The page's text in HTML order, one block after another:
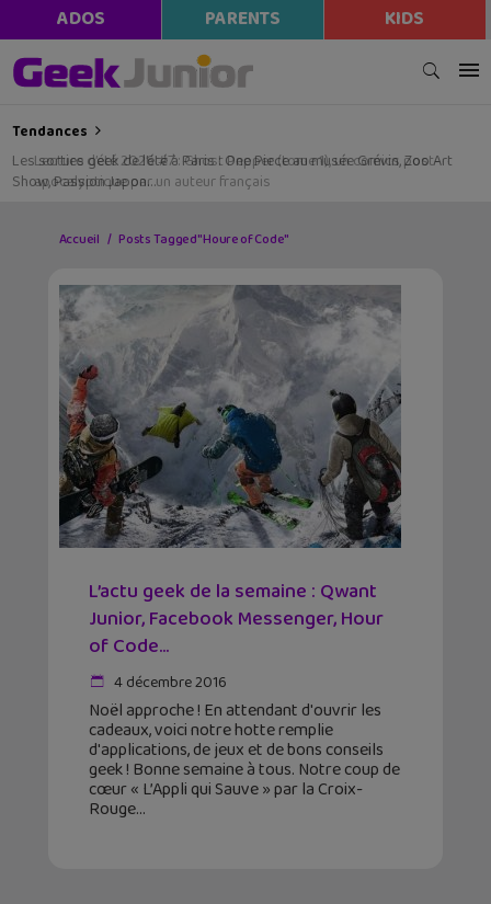
ADOS PARENTS KIDS
Tendances
Les sorties geek de l’été à Paris : One Piece au musée Grévin, Zoo Art
Show, Passion Japon…
Accueil Posts Tagged "Houre of Code"
L’actu geek de la semaine : Qwant
Junior, Facebook Messenger, Hour
of Code…
4 décembre 2016
Noël approche ! En attendant d'ouvrir les
cadeaux, voici notre hotte remplie
d'applications, de jeux et de bons conseils
geek ! Bonne semaine à tous. Notre coup de
cœur « L’Appli qui Sauve » par la Croix-
Rouge